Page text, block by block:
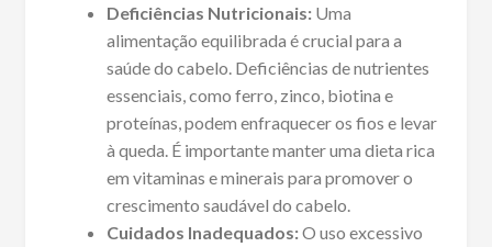
Deficiências Nutricionais:Uma
alimentação equilibrada é crucial para a
saúde do cabelo. Deficiências de nutrientes
essenciais, como ferro, zinco, biotina e
proteínas, podem enfraquecer os fios e levar
à queda. É importante manter uma dieta rica
em vitaminas e minerais para promover o
crescimento saudável do cabelo.
Cuidados Inadequados:O uso excessivo